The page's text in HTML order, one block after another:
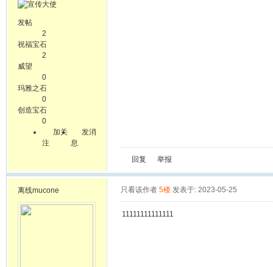
发帖
2
祝福宝石
2
威望
0
玛雅之石
0
创造宝石
0
加关
注
发消
息
回复 举报
离线mucone 只看该作者 5楼 发表于: 2023-05-25
11111111111111